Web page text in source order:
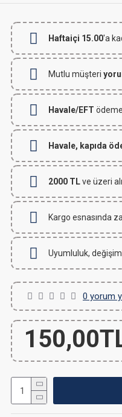
Haftaiçi 15.00'a
Mutlu müşteri
Havale/EFT
Havale, kapıda
2000 TLve üzeri
Kargo esnasında
Uyumluluk,
0 yorum